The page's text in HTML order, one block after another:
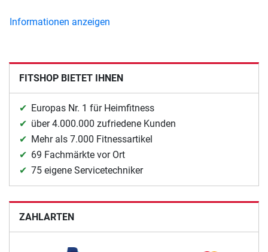
Informationen anzeigen
FITSHOP BIETET IHNEN
Europas Nr. 1 für Heimfitness
über 4.000.000 zufriedene Kunden
Mehr als 7.000 Fitnessartikel
69 Fachmärkte vor Ort
75 eigene Servicetechniker
ZAHLARTEN